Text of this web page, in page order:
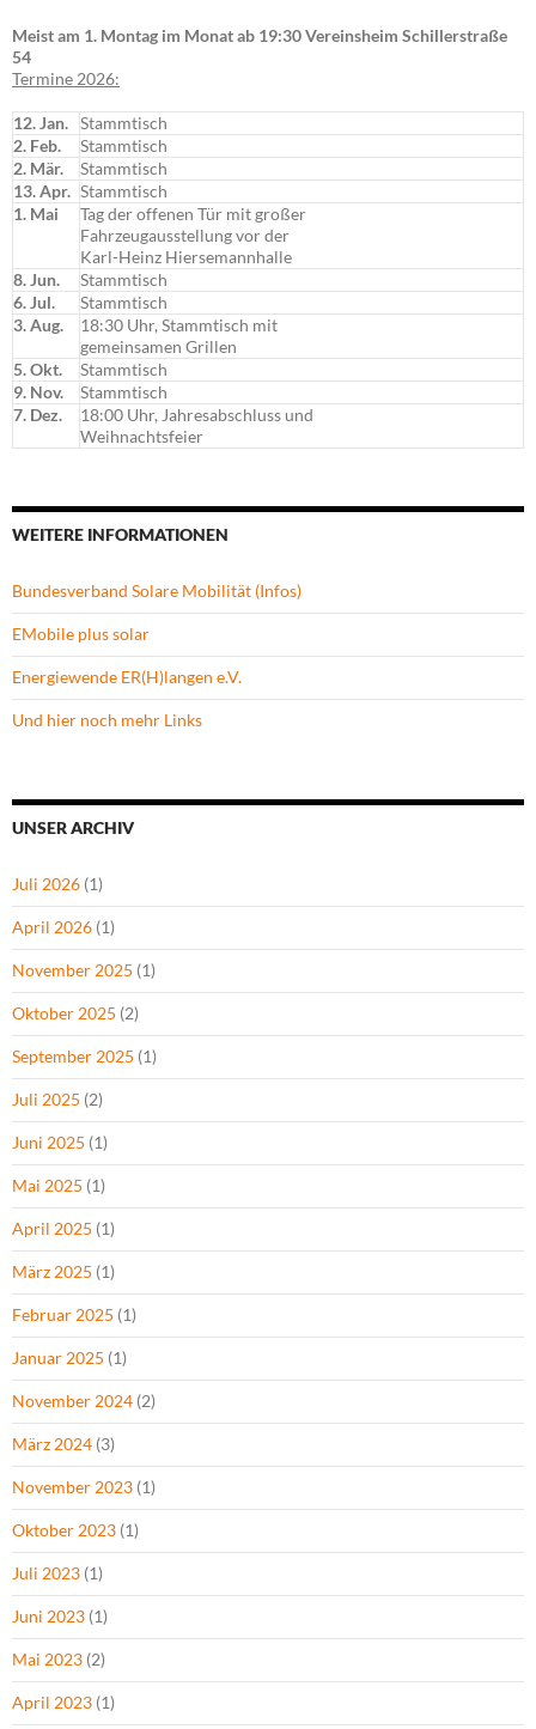
Meist am 1. Montag im Monat ab 19:30 Vereinsheim Schillerstraße
54
Termine 2026:
12. Jan. Stammtisch
2. Feb.
Stammtisch
2. Mär.
Stammtisch
13. Apr. Stammtisch
1. Mai
Tag der offenen Tür mit großer
Fahrzeugausstellung vor der
Karl-Heinz Hiersemannhalle
8. Jun.
Stammtisch
6. Jul.
Stammtisch
3. Aug.
18:30 Uhr, Stammtisch mit
gemeinsamen Grillen
5. Okt.
Stammtisch
9. Nov.
Stammtisch
7. Dez.
18:00 Uhr, Jahresabschluss und
Weihnachtsfeier
WEITERE INFORMATIONEN
Bundesverband Solare Mobilität (Infos)
EMobile plus solar
Energiewende ER(H)langen e.V.
Und hier noch mehr Links
UNSER ARCHIV
Juli 2026 (1)
April 2026 (1)
November 2025 (1)
Oktober 2025 (2)
September 2025 (1)
Juli 2025 (2)
Juni 2025 (1)
Mai 2025 (1)
April 2025 (1)
März 2025 (1)
Februar 2025 (1)
Januar 2025 (1)
November 2024 (2)
März 2024 (3)
November 2023 (1)
Oktober 2023 (1)
Juli 2023 (1)
Juni 2023 (1)
Mai 2023 (2)
April 2023 (1)